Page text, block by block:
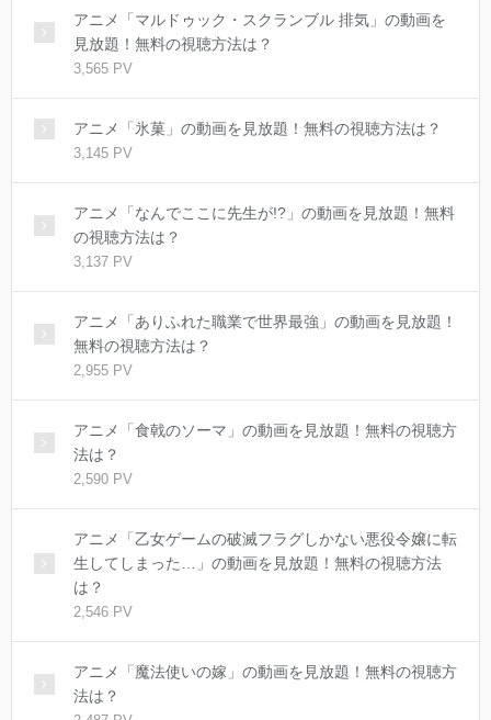
アニメ「マルドゥック・スクランブル 排気」の動画を
見放題！無料の視聴方法は？
3,565 PV
アニメ「氷菓」の動画を見放題！無料の視聴方法は？
3,145 PV
アニメ「なんでここに先生が!?」の動画を見放題！無料
の視聴方法は？
3,137 PV
アニメ「ありふれた職業で世界最強」の動画を見放題！
無料の視聴方法は？
2,955 PV
アニメ「食戟のソーマ」の動画を見放題！無料の視聴方
法は？
2,590 PV
アニメ「乙女ゲームの破滅フラグしかない悪役令嬢に転
生してしまった…」の動画を見放題！無料の視聴方法
は？
2,546 PV
アニメ「魔法使いの嫁」の動画を見放題！無料の視聴方
法は？